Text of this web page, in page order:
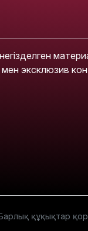
мен эксклюзив
құқықтар